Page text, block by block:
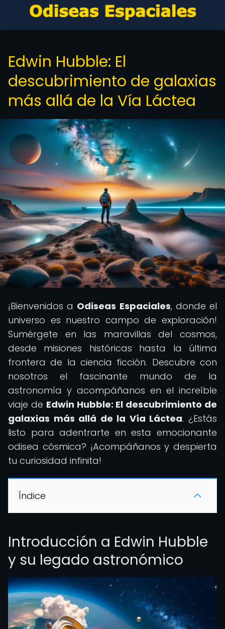
Edwin Hubble: El
descubrimiento de galaxias
más allá de la Vía Láctea
¡Bienvenidos a Odiseas Espaciales, donde el
universo es nuestro campo de exploración!
Sumérgete en las maravillas del cosmos,
desde misiones históricas hasta la última
frontera de la ciencia ficción. Descubre con
nosotros el fascinante mundo de la
astronomía y acompáñanos en el increíble
viaje de Edwin Hubble: El descubrimiento de
galaxias más allá de la Vía Láctea. ¿Estás
listo para adentrarte en esta emocionante
odisea cósmica? ¡Acompáñanos y despierta
tu curiosidad infinita!
Índice
Introducción a Edwin Hubble
y su legado astronómico